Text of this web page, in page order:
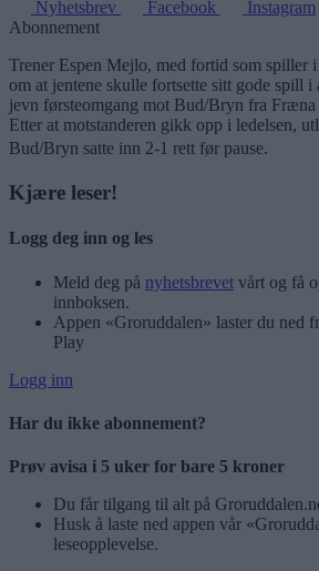
Nyhetsbrev Facebook
Instagram
Abonnement
Trener Espen Mejlo, med fortid som spiller
om at jentene skulle fortsette sitt gode spill i
jevn førsteomgang mot Bud/Bryn fra
Etter at motstanderen gikk opp i ledelsen,
Bud/Bryn satte inn 2-1 rett før pause.
Kjære leser!
Logg deg inn og les
Meld deg på nyhetsbrevet vårt og få
innboksen.
Appen «Groruddalen» laster du ned
Play
Logg inn
Har du ikke abonnement?
Prøv avisa i 5 uker for bare 5 kroner
Du får tilgang til alt på
Husk å laste ned appen vår
leseopplevelse.